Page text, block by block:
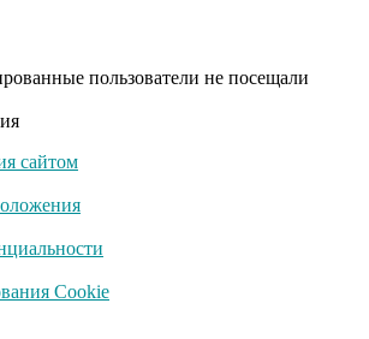
переставая, это
камера на
когда
длится
вы будете
пользователи не посещали
сайтом
Cookie